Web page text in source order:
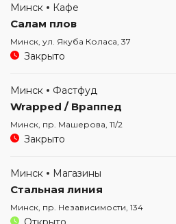
Минск
Кафе
Салам плов
Минск, ул. Якуба Коласа, 37
Закрыто
Минск Фастфуд
Wrapped / Враппед
Минск, пр. Машерова, 11/2
Закрыто
Минск Магазины
Стальная линия
Минск, пр. Независимости, 134